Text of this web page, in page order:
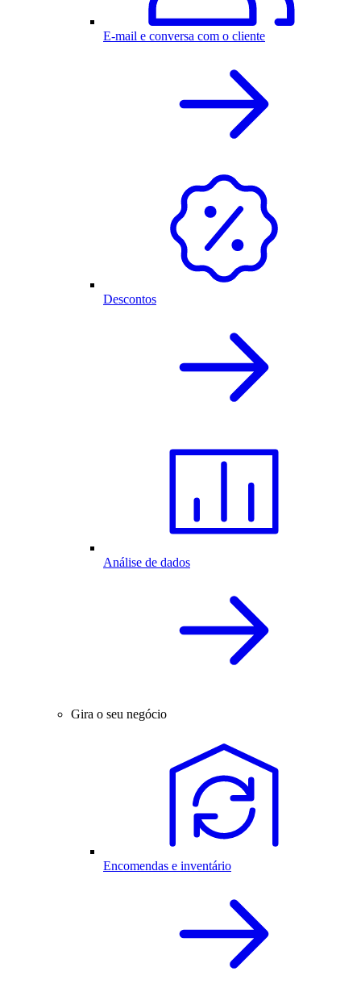
E-mail e conversa com o cliente
Descontos
Análise de dados
Gira o seu negócio
Encomendas e inventário